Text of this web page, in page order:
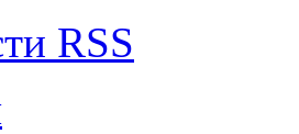
RSS